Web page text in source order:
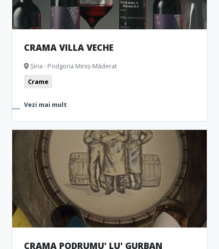
CRAMA VILLA VECHE
Șiria - Podgoria Miniș-Măderat
Crame
Vezi mai mult
CRAMA PODRUMU' LU' GURBAN